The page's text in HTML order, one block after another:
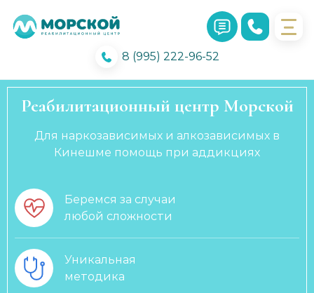
8 (995) 222-96-52
Реабилитационный центр Морской
Для наркозависимых и алкозависимых в
Кинешме помощь при аддикциях
Беремся за случаи
любой сложности
Уникальная
методика